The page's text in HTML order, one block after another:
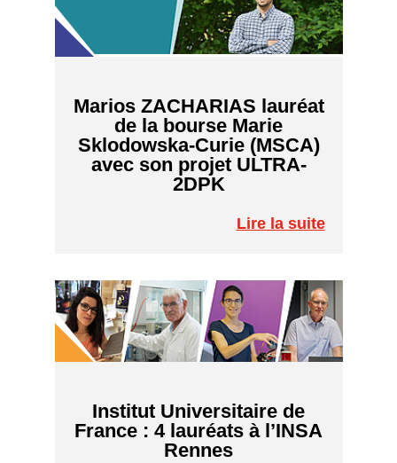
Marios ZACHARIAS lauréat
de la bourse Marie
Sklodowska-Curie (MSCA)
avec son projet ULTRA-
2DPK
Lire la suite
Institut Universitaire de
France : 4 lauréats à l’INSA
Rennes